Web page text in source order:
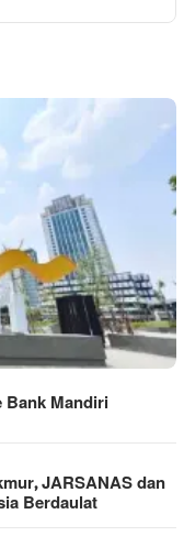
Bank Mandiri
JARSANAS dan
Berdaulat